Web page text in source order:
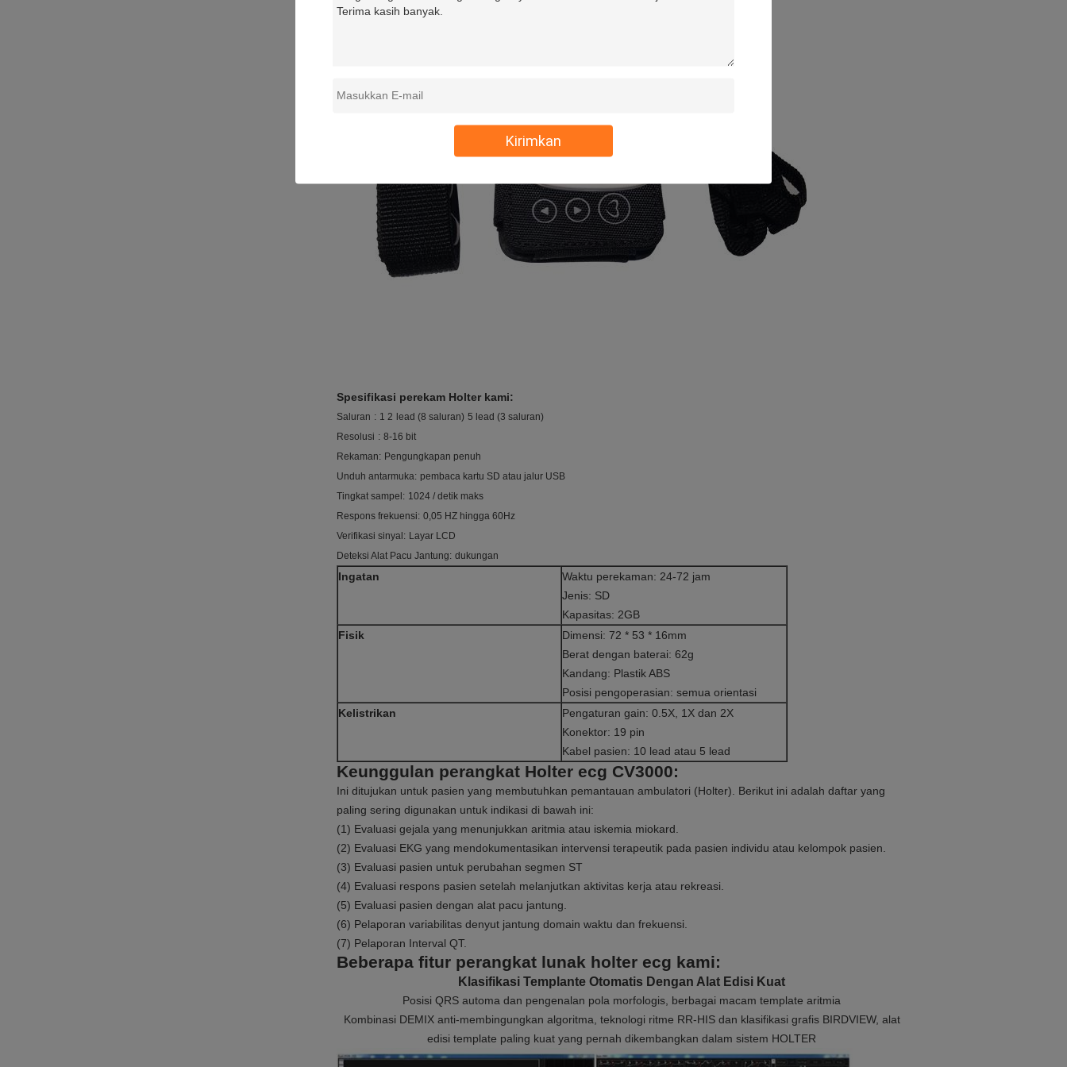
Kirimkan
Spesifikasi perekam Holter kami:
Saluran : 1 2 lead (8 saluran) 5 lead (3 saluran)
Resolusi : 8-16 bit
Rekaman: Pengungkapan penuh
Unduh antarmuka: pembaca kartu SD atau jalur USB
Tingkat sampel: 1024 / detik maks
Respons frekuensi: 0,05 HZ hingga 60Hz
Verifikasi sinyal: Layar LCD
Deteksi Alat Pacu Jantung: dukungan
Ingatan
Waktu perekaman: 24-72 jam
Jenis: SD
Kapasitas: 2GB
Fisik
Dimensi: 72 * 53 * 16mm
Berat dengan baterai: 62g
Kandang: Plastik ABS
Posisi pengoperasian: semua orientasi
Kelistrikan
Pengaturan gain: 0.5X, 1X dan 2X
Konektor: 19 pin
Kabel pasien: 10 lead atau 5 lead
Keunggulan perangkat Holter ecg CV3000:
Ini ditujukan untuk pasien yang membutuhkan pemantauan ambulatori (Holter). Berikut ini adalah daftar yang
paling sering digunakan untuk indikasi di bawah ini:
(1) Evaluasi gejala yang menunjukkan aritmia atau iskemia miokard.
(2) Evaluasi EKG yang mendokumentasikan intervensi terapeutik pada pasien individu atau kelompok pasien.
(3) Evaluasi pasien untuk perubahan segmen ST
(4) Evaluasi respons pasien setelah melanjutkan aktivitas kerja atau rekreasi.
(5) Evaluasi pasien dengan alat pacu jantung.
(6) Pelaporan variabilitas denyut jantung domain waktu dan frekuensi.
(7) Pelaporan Interval QT.
Beberapa fitur perangkat lunak holter ecg kami:
Klasifikasi Templante Otomatis Dengan Alat Edisi Kuat
Posisi QRS automa dan pengenalan pola morfologis, berbagai macam template aritmia
Kombinasi DEMIX anti-membingungkan algoritma, teknologi ritme RR-HIS dan klasifikasi grafis BIRDVIEW, alat
edisi template paling kuat yang pernah dikembangkan dalam sistem HOLTER